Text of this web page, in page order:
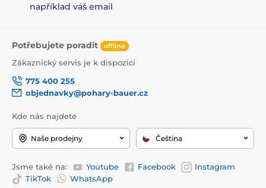
například váš email
Potřebujete poradit offline
Zákaznický servis je k dispozici
775 400 255
objednavky@pohary-bauer.cz
Kde nás najdete
Naše prodejny Čeština
Jsme také na: Youtube Facebook
Instagram
TikTok
WhatsApp